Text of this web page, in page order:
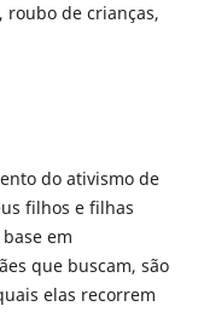
roubo de crianças,
do ativismo de
filhos e filhas
em
que buscam, são
elas recorrem